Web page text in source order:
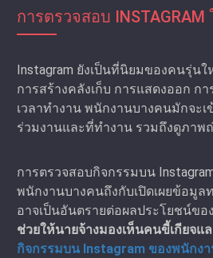
การตรวจสอบ
Instagram ยังเป็นที่นิยมของคนรุ่น
การสร้างคลังเก็บ การแสดงออก ก
เวลาทํางาน พนักงานบางคนมักจะ
ร่วมงานและที่ทํางาน รวมถึงดูภาพ
การตรวจสอบกิจกรรมบน
พนักงานบางคนถึงกับเปิดเผยข้อมู
อาจเป็นอันตรายต่อผลประโยชน์ขอ
ช่วยให้นายจ้างมองเห็นคนขี้เกียจแ
กิจกรรมบน Instagram ของพนักง